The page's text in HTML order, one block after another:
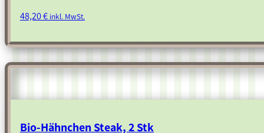
48,20€ inkl. MwSt.
Bio-Hähnchen Steak, 2 Stk